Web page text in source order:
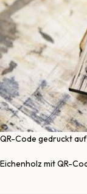
QR-Code gedruckt
Eichenholz mit QR-